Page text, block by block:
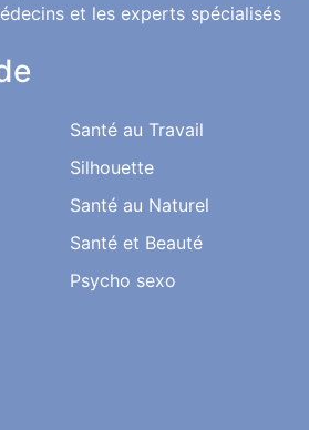
et les experts spécialisés
Santé au Travail
Silhouette
Santé au Naturel
Santé et Beauté
Psycho sexo